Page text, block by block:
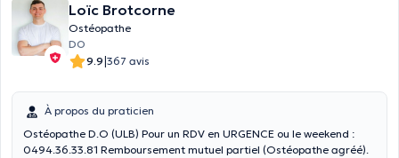
Loïc Brotcorne
Ostéopathe
DO
9.9|367 avis
À propos du praticien
Ostéopathe D.O (ULB) Pour un RDV en URGENCE ou le weekend :
0494.36.33.81 Remboursement mutuel partiel (Ostéopathe agréé).